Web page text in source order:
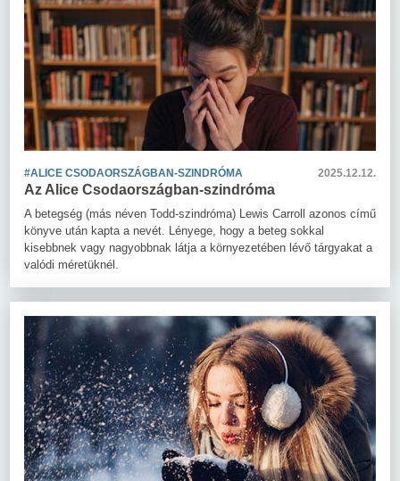
#ALICE CSODAORSZÁGBAN-SZINDRÓMA 2025.12.12.
Az Alice Csodaországban-szindróma
A betegség (más néven Todd-szindróma) Lewis Carroll azonos című
könyve után kapta a nevét. Lényege, hogy a beteg sokkal
kisebbnek vagy nagyobbnak látja a környezetében lévő tárgyakat a
valódi méretüknél.